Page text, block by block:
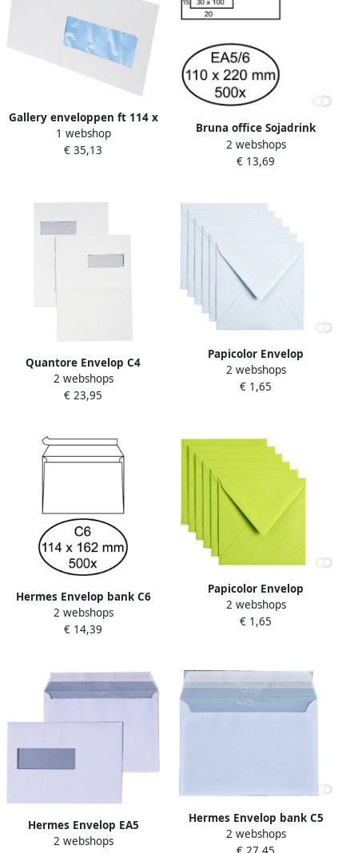
Gallery enveloppen ft 114 x
229 mm venster rechts
stripsluiting doos van 500
1 webshop
€ 35,13
Bruna office Sojadrink
Campina plantaardig pak 1
liter
2 webshops
€ 13,69
Quantore Envelop C4
229x324mm venster
4x11cm links 250 stuks
2 webshops
€ 23,95
Papicolor Envelop
140x140mm babyblauw pak
Ã 6 stuks
2 webshops
€ 1,65
Hermes Envelop bank C6
114x162mm zelfklevend wit
doos Ã 500 stuks
2 webshops
€ 14,39
Papicolor Envelop
140x140mm appelgroen
pak Ã 6 stuks
2 webshops
€ 1,65
Hermes Envelop EA5
156x220mm venster
2 webshops
Hermes Envelop bank C5
162x229mm zelfklevend wit
2 webshops